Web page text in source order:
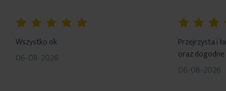
Wszystko ok
06-08-2026
Przejrzysta i
oraz
06-08-2026